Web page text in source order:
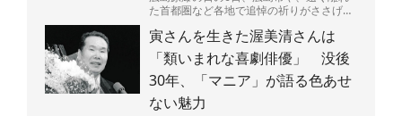
た首都圏など各地で追悼の祈りがささげら
海にした原爆投下から...
寅さんを生きた渥美清さんは
「類いまれな喜劇俳優」 没後
30年、「マニア」が語る色あせ
ない魅力